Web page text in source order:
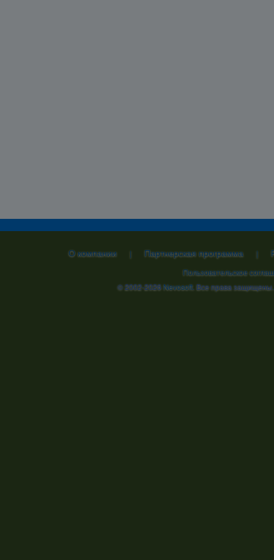
О компании | Партнерская программа |
Пользовательское
© 2002-2026Nevosoft. Все права защищены